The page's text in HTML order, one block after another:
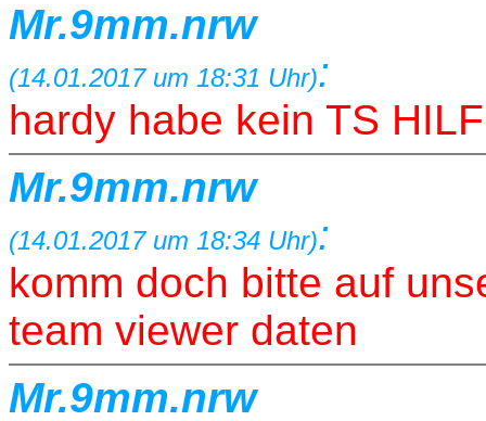
Mr.9mm.nrw
(14.01.2017 um 18:31 Uhr):
hardy habe kein TS
Mr.9mm.nrw
(14.01.2017 um 18:34 Uhr):
komm doch bitte auf
team viewer daten
Mr.9mm.nrw